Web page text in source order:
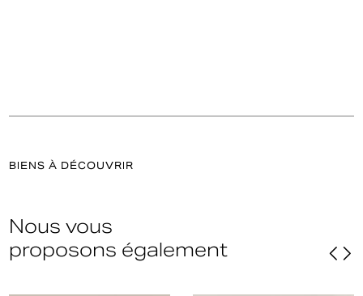
BIENS À DÉCOUVRIR
Nous vous
proposons également